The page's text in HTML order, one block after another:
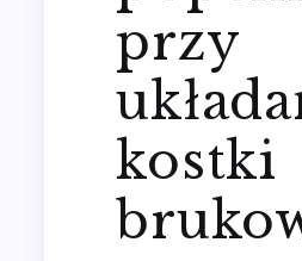
przy
kostki